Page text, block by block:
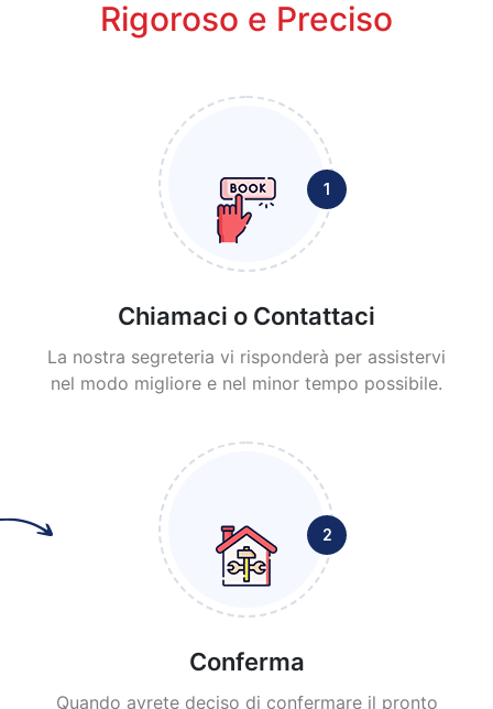
Rigoroso e Preciso
1
Chiamaci o Contattaci
La nostra segreteria vi risponderà per assistervi
nel modo migliore e nel minor tempo possibile.
2
Conferma
Quando avrete deciso di confermare il pronto